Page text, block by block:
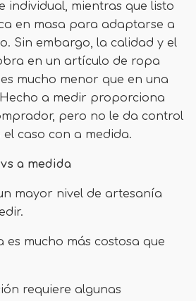
individual, mientras que listo
en masa para adaptarse a
Sin embargo, la calidad y el
en un artículo de ropa
mucho menor que en una
a medir proporciona
pero no le da control
caso con a medida.
a medida
mayor nivel de artesanía
es mucho más costosa que
requiere algunas